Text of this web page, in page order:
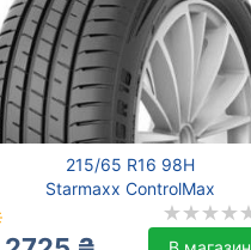
215/65 R16 98H
Starmaxx ControlMax